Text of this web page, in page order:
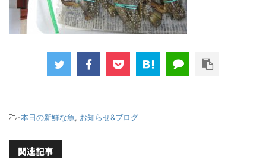
-本日の新鮮な魚, お知らせ&ブログ
関連記事